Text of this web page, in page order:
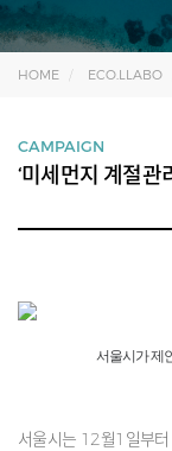
HOME ECO.LLABO
CAMPAIGN
‘미세먼지 계절관
서울시가 제
서울시는 12월1일부